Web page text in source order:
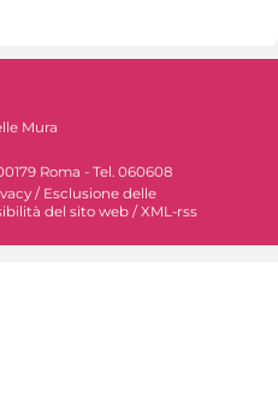
Mura
Roma - Tel. 060608
/ Esclusione delle
del sito web /XML-rss